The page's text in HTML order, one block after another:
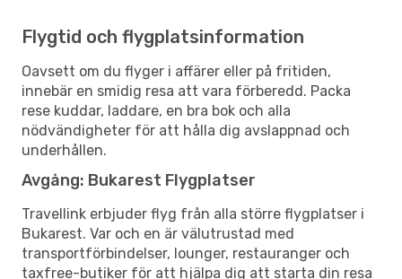
Flygtid och flygplatsinformation
Oavsett om du flyger i affärer eller på fritiden,
innebär en smidig resa att vara förberedd. Packa
rese kuddar, laddare, en bra bok och alla
nödvändigheter för att hålla dig avslappnad och
underhållen.
Avgång: Bukarest Flygplatser
Travellink erbjuder flyg från alla större flygplatser i
Bukarest. Var och en är välutrustad med
transportförbindelser, lounger, restauranger och
taxfree-butiker för att hjälpa dig att starta din resa